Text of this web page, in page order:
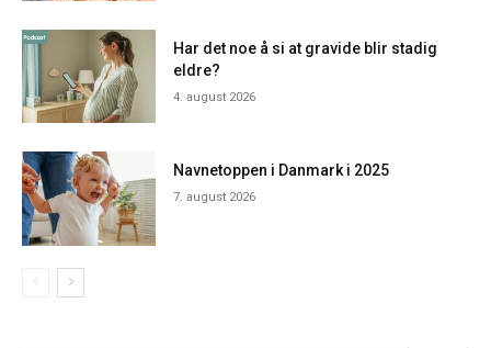
Har det noe å si at gravide blir stadig
eldre?
4. august 2026
Navnetoppen i Danmark i 2025
7. august 2026